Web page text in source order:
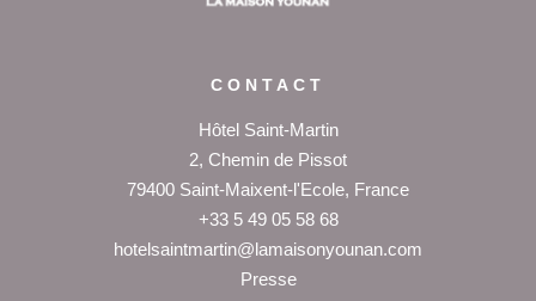
CONTACT
Hôtel Saint-Martin
2, Chemin de Pissot
79400 Saint-Maixent-l'Ecole, France
+33 5 49 05 58 68
hotelsaintmartin@lamaisonyounan.com
Presse